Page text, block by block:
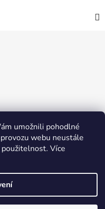
umožnili pohodlné
webu neustále
použitelnost. Více